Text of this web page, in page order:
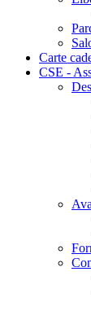
Carte
CSE -